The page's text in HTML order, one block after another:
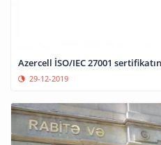
Azercell İSO/IEC 27001
29-12-2019